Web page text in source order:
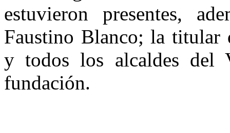
estuvieron presentes,
Faustino Blanco; la titular
y todos los alcaldes del
fundación.